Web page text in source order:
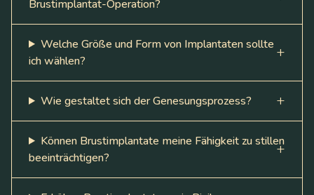
Brustimplantat-Operation?
Welche Größe und Form von Implantaten sollte
ich wählen?
Wie gestaltet sich der Genesungsprozess?
Können Brustimplantate meine Fähigkeit zu stillen
beeinträchtigen?